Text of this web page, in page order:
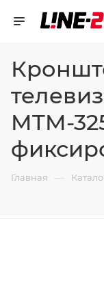
MTM-
Главная —